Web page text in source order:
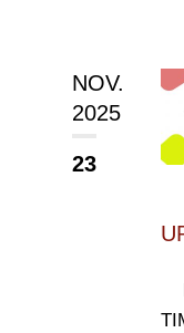
NOV.
2025
23